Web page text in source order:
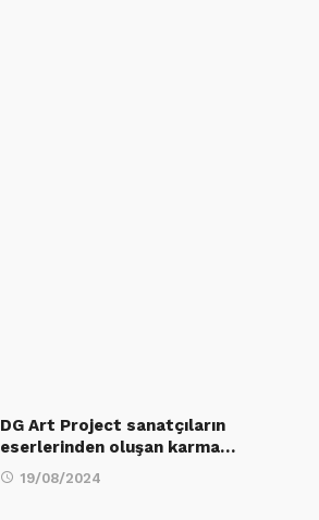
DG Art Project sanatçıların
eserlerinden oluşan karma…
19/08/2024